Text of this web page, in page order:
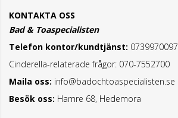
KONTAKTA OSS
Bad & Toaspecialisten
Telefon kontor/kundtjänst: 0739970097
Cinderella-relaterade frågor: 070-7552700
Maila oss: info@badochtoaspecialisten.se
Besök oss: Hamre 68, Hedemora